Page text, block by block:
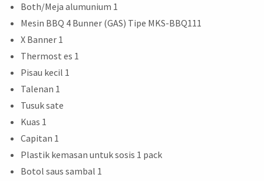
Both/Meja alumunium 1
Mesin BBQ 4 Bunner (GAS) Tipe MKS-BBQ111
X Banner 1
Thermost es 1
Pisau kecil 1
Talenan 1
Tusuk sate
Kuas 1
Capitan 1
Plastik kemasan untuk sosis 1 pack
Botol saus sambal 1